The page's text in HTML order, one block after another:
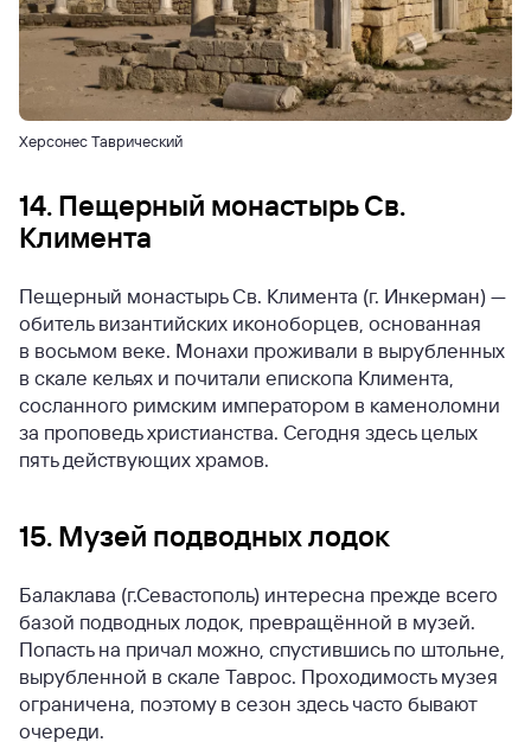
Херсонес Таврический
14. Пещерный монастырь Св.
Климента
Пещерный монастырь Св. Климента (г. Инкерман) —
обитель византийских иконоборцев, основанная
в восьмом веке. Монахи проживали в вырубленных
в скале кельях и почитали епископа Климента,
сосланного римским императором в каменоломни
за проповедь христианства. Сегодня здесь целых
пять действующих храмов.
15. Музей подводных лодок
Балаклава (г.Севастополь) интересна прежде всего
базой подводных лодок, превращённой в музей.
Попасть на причал можно, спустившись по штольне,
вырубленной в скале Таврос. Проходимость музея
ограничена, поэтому в сезон здесь часто бывают
очереди.